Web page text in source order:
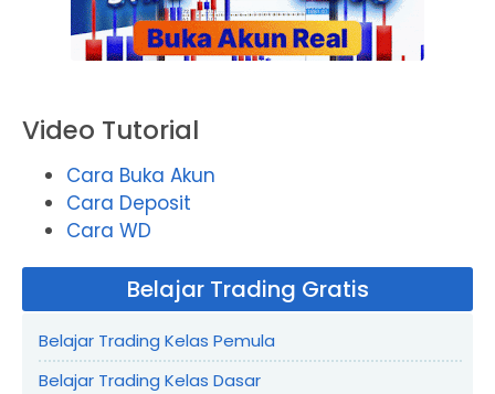
Video Tutorial
Cara Buka Akun
Cara Deposit
Cara WD
Belajar Trading Gratis
Belajar Trading Kelas Pemula
Belajar Trading Kelas Dasar